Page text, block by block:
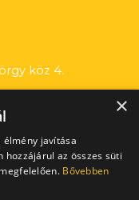
köz 4.
00100001
×
élmény javítása
hozzájárul az összes süti
Bővebben